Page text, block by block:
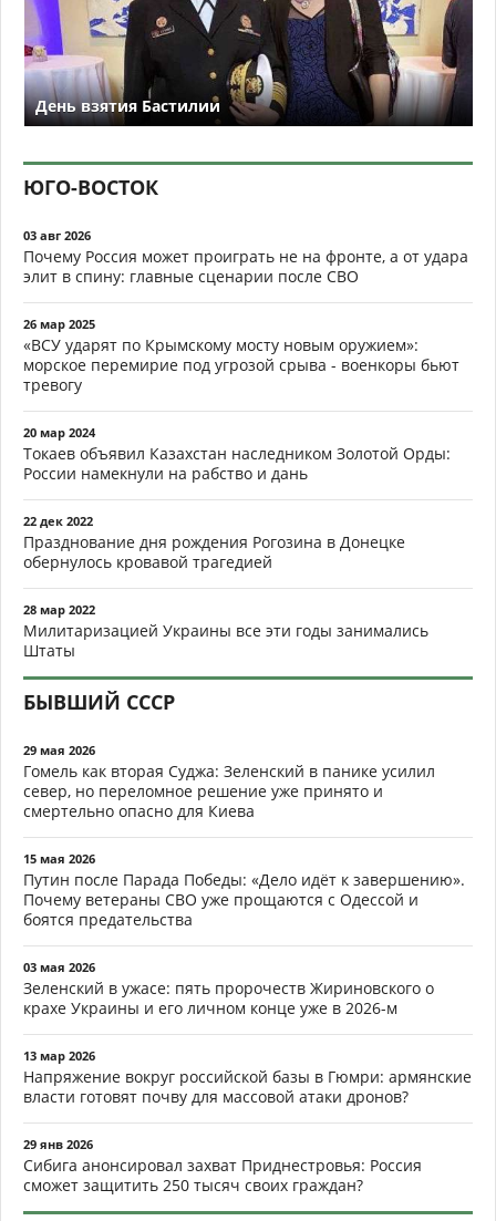
День взятия Бастилии
ЮГО-ВОСТОК
03 авг 2026
Почему Россия может проиграть не на фронте, а от удара
элит в спину: главные сценарии после СВО
26 мар 2025
«ВСУ ударят по Крымскому мосту новым оружием»:
морское перемирие под угрозой срыва - военкоры бьют
тревогу
20 мар 2024
Токаев объявил Казахстан наследником Золотой Орды:
России намекнули на рабство и дань
22 дек 2022
Празднование дня рождения Рогозина в Донецке
обернулось кровавой трагедией
28 мар 2022
Милитаризацией Украины все эти годы занимались
Штаты
БЫВШИЙ СССР
29 мая 2026
Гомель как вторая Суджа: Зеленский в панике усилил
север, но переломное решение уже принято и
смертельно опасно для Киева
15 мая 2026
Путин после Парада Победы: «Дело идёт к завершению».
Почему ветераны СВО уже прощаются с Одессой и
боятся предательства
03 мая 2026
Зеленский в ужасе: пять пророчеств Жириновского о
крахе Украины и его личном конце уже в 2026-м
13 мар 2026
Напряжение вокруг российской базы в Гюмри: армянские
власти готовят почву для массовой атаки дронов?
29 янв 2026
Сибига анонсировал захват Приднестровья: Россия
сможет защитить 250 тысяч своих граждан?